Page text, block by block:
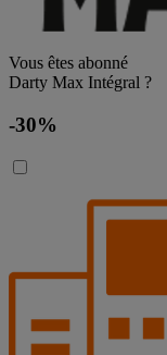
Vous êtes abonné
Darty Max Intégral ?
-30%